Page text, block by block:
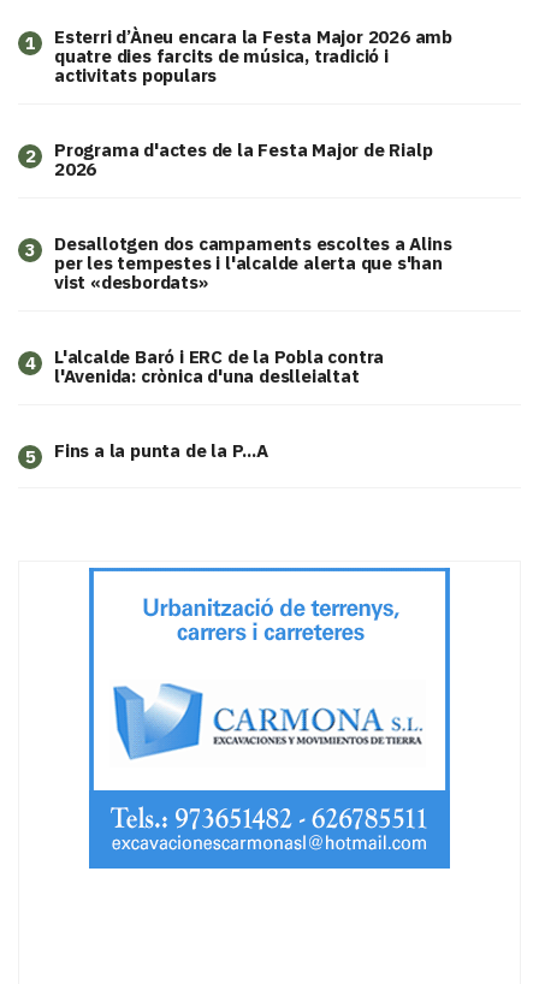
1
Esterri d’Àneu encara la Festa Major 2026 amb
quatre dies farcits de música, tradició i
activitats populars
2
Programa d'actes de la Festa Major de Rialp
2026
3
​Desallotgen dos campaments escoltes a Alins
per les tempestes i l'alcalde alerta que s'han
vist «desbordats»
4
L'alcalde Baró i ERC de la Pobla contra
l'Avenida: crònica d'una deslleialtat
5 Fins a la punta de la P...A